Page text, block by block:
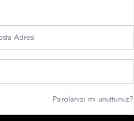
Parolanızı mı unuttunuz?